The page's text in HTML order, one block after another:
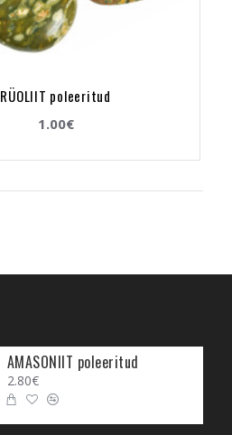
RÜOLIIT poleeritud
1.00€
AMASONIIT poleeritud
2.80€